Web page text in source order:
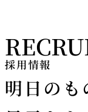
採用情報
明日のも